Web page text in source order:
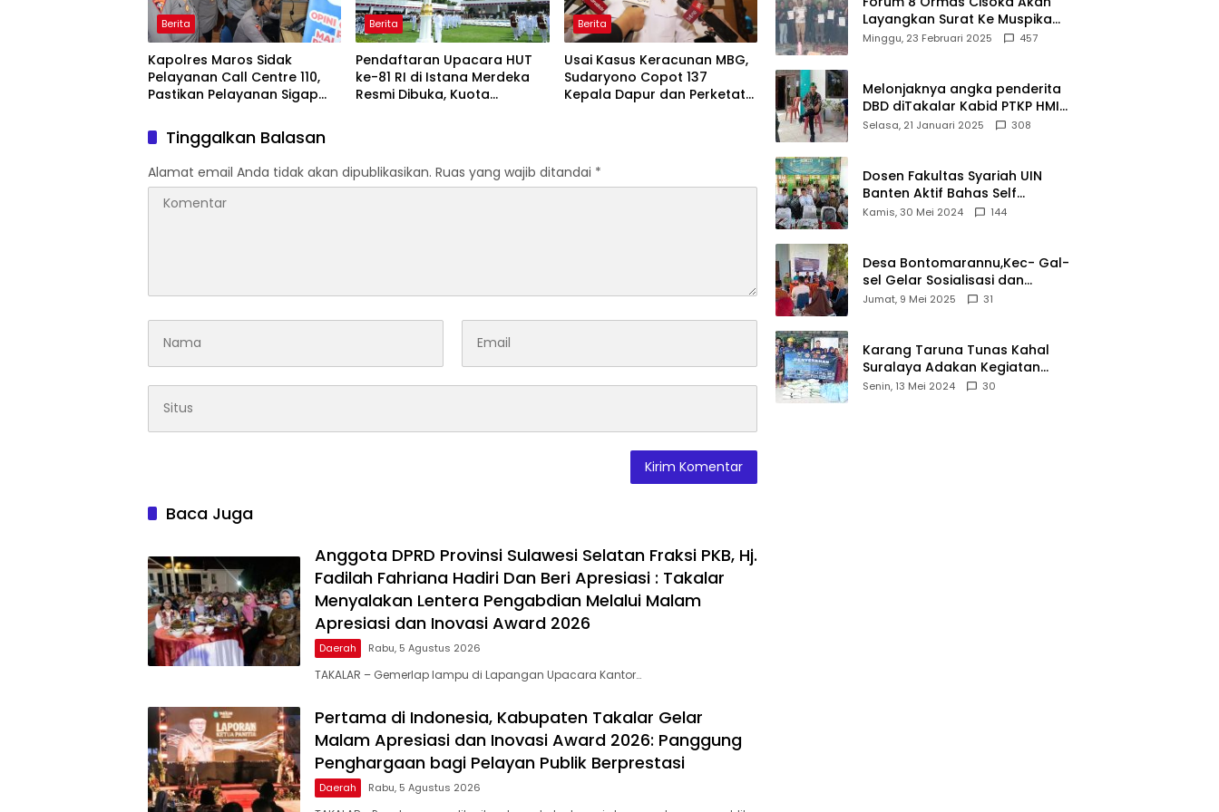
Berita
Kapolres Maros Sidak
Pelayanan Call Centre 110,
Pastikan Pelayanan Sigap
Berita
Pendaftaran Upacara HUT
ke-81 RI di Istana Merdeka
Resmi Dibuka, Kuota
Berita
Usai Kasus Keracunan MBG,
Sudaryono Copot 137
Kepala Dapur dan Perketat
Tinggalkan Balasan
Alamat email Anda tidak akan dipublikasikan. Ruas yang wajib ditandai *
Baca Juga
Anggota DPRD Provinsi Sulawesi Selatan Fraksi PKB, Hj.
Fadilah Fahriana Hadiri Dan Beri Apresiasi : Takalar
Menyalakan Lentera Pengabdian Melalui Malam
Apresiasi dan Inovasi Award 2026
Daerah Rabu, 5 Agustus 2026
TAKALAR – Gemerlap lampu di Lapangan Upacara Kantor…
Pertama di Indonesia, Kabupaten Takalar Gelar
Malam Apresiasi dan Inovasi Award 2026: Panggung
Penghargaan bagi Pelayan Publik Berprestasi
Daerah Rabu, 5 Agustus 2026
Layangkan Surat Ke Muspika
Atas Adanya Kantor Matel di
Minggu, 23 Februari 2025 457
Melonjaknya angka penderita
DBD diTakalar Kabid PTKP HMI
Cab.Takalar angkat bicara
Selasa, 21 Januari 2025 308
Dosen Fakultas Syariah UIN
Banten Aktif Bahas Self
Declare Halal dalam Forum
Kamis, 30 Mei 2024 144
Desa Bontomarannu,Kec- Gal-
sel Gelar Sosialisasi dan
Bimtek Pemutakhiran Data ID
Jumat, 9 Mei 2025 31
Karang Taruna Tunas Kahal
Suralaya Adakan Kegiatan
Bansos Terhadap Kaum
Senin, 13 Mei 2024 30